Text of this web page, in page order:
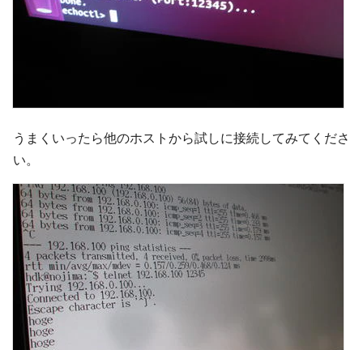
うまくいったら他のホストから試しに接続してみてくださ
い。